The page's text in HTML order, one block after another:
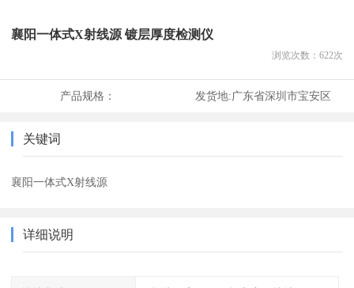
襄阳一体式X射线源 镀层厚度检测仪
浏览次数： 622次
产品规格： 发货地:广东省深圳市宝安区
关键词
襄阳一体式X射线源
详细说明